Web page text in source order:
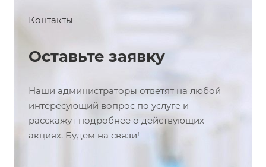
Контакты
Оставьте заявку
Наши администраторы ответят на любой
интересующий вопрос по услуге и
расскажут подробнее о действующих
акциях. Будем на связи!